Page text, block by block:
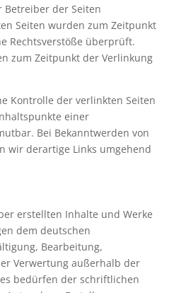
der Seiten
Seiten wurden zum Zeitpunkt
Rechtsverstöße überprüft.
zum Zeitpunkt der Verlinkung
Kontrolle der verlinkten Seiten
einer
Bei Bekanntwerden von
wir derartige Links umgehend
erstellten Inhalte und Werke
dem deutschen
Bearbeitung,
Verwertung außerhalb der
bedürfen der schriftlichen